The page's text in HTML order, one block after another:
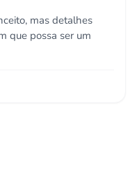
mas detalhes
que possa ser um